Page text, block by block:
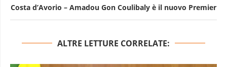
Costa d’Avorio – Amadou Gon Coulibaly è il nuovo Premier
ALTRE LETTURE CORRELATE: